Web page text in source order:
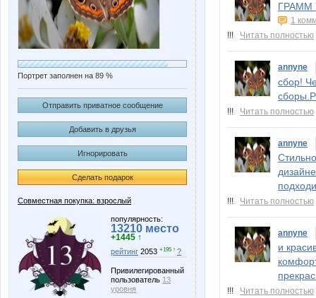
Портрет заполнен на 89 %
Отправить приватное сообщение
Добавить в друзья
Игнорировать
Сделать подарок
Совместная покупка: взрослый
популярность:
13210 место
+1445 ↑
рейтинг 2053 +195 ↑ ?
Привилегированный
пользователь 13
уровня
ГРАММ
1
!!! Читать полностью
annyne
сбор!
!!! Читать полностью
annyne
!!! Читать полностью
annyne
и
!!! Читать полностью